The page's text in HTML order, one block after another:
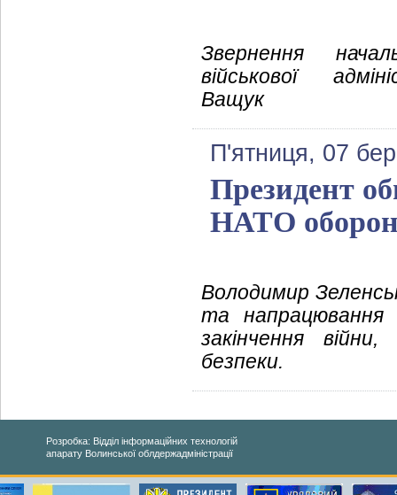
Звернення
військової
Ващук
П'ятниця, 07
Президент
НАТО
Володимир
та напрацювання
закінчення
безпеки.
Розробка: Відділ інформаційних технологій
апарату Волинської облдержадміністрації